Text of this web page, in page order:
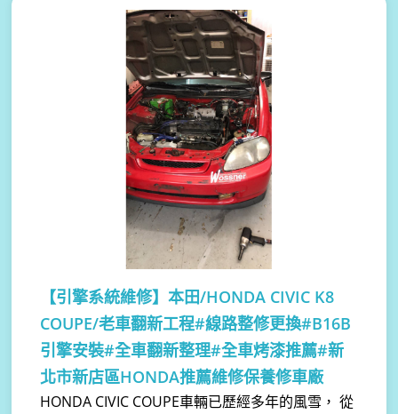
【引擎系統維修】本田/HONDA CIVIC K8
COUPE/老車翻新工程#線路整修更換#B16B
引擎安裝#全車翻新整理#全車烤漆推薦#新
北市新店區HONDA推薦維修保養修車廠
HONDA CIVIC COUPE車輛已歷經多年的風雪， 從